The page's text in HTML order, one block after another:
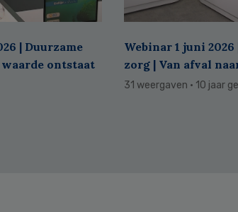
| Duurzame
ontstaat
Webinar 1 juni 2026
zorg | Van afval
31 weergaven · 10 jaar